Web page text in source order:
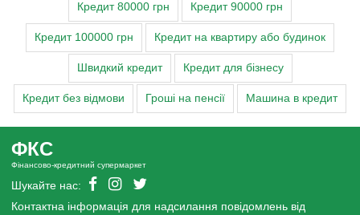
Кредит 80000 грн Кредит 90000 грн
Кредит 100000 грн Кредит на квартиру або будинок
Швидкий кредит Кредит для бізнесу
Кредит без відмови Гроші на пенсії Машина в кредит
ФКС
Фінансово-кредитний супермаркет
Шукайте нас:
Контактна інформація для надсилання повідомлень від